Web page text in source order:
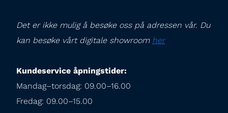
Det er ikke mulig å besøke oss på adressen vår. Du
kan besøke vårt digitale showroom her
Kundeservice åpningstider:
Mandag–torsdag: 09.00–16.00
Fredag: 09.00–15.00